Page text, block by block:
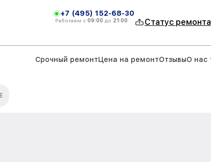
+7 (495) 152-68-30
Работаем с 09:00 до 21:00 Статус ремонта
Срочный ремонтЦена на ремонтОтзывыО нас